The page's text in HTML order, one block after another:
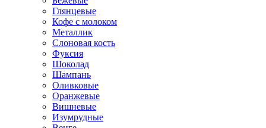
Глянцевые
Кофе с молоком
Металлик
Слоновая кость
Фуксия
Шоколад
Шампань
Оливковые
Оранжевые
Вишневые
Изумрудные